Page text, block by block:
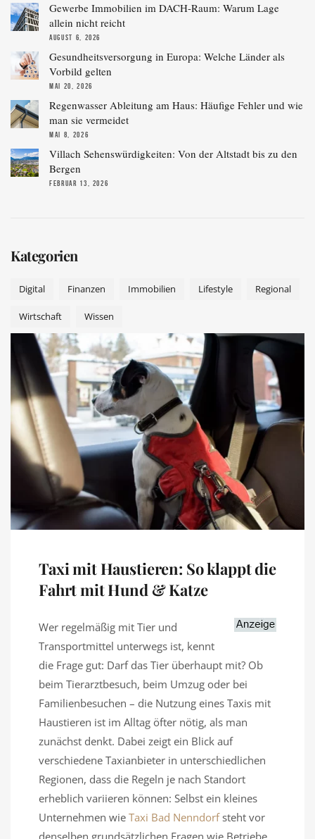
Gewerbe Immobilien im DACH-Raum: Warum Lage
allein nicht reicht
AUGUST 6, 2026
Gesundheitsversorgung in Europa: Welche Länder als
Vorbild gelten
MAI 20, 2026
Regenwasser Ableitung am Haus: Häufige Fehler und wie
man sie vermeidet
MAI 8, 2026
Villach Sehenswürdigkeiten: Von der Altstadt bis zu den
Bergen
FEBRUAR 13, 2026
Kategorien
Digital Finanzen Immobilien Lifestyle Regional
Wirtschaft Wissen
Taxi mit Haustieren: So klappt die
Fahrt mit Hund & Katze
Wer regelmäßig mit Tier und
Transportmittel unterwegs ist, kennt
die Frage gut: Darf das Tier überhaupt mit? Ob
beim Tierarztbesuch, beim Umzug oder bei
Familienbesuchen – die Nutzung eines Taxis mit
Haustieren ist im Alltag öfter nötig, als man
zunächst denkt. Dabei zeigt ein Blick auf
verschiedene Taxianbieter in unterschiedlichen
Regionen, dass die Regeln je nach Standort
erheblich variieren können: Selbst ein kleines
Unternehmen wie Taxi Bad Nenndorfsteht vor
denselben grundsätzlichen Fragen wie Betriebe